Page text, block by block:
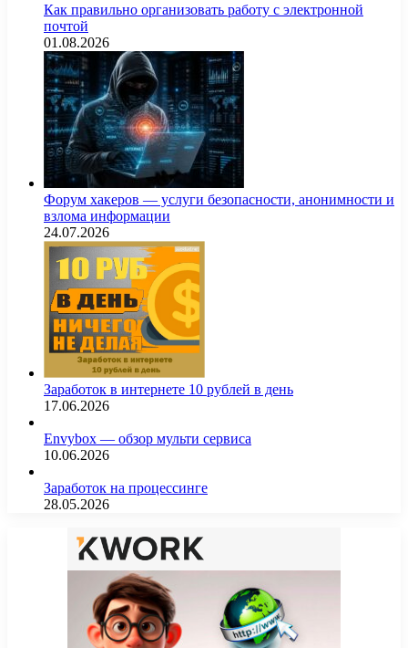
Как правильно организовать работу с электронной
почтой
01.08.2026
Форум хакеров — услуги безопасности, анонимности и
взлома информации
24.07.2026
Заработок в интернете 10 рублей в день
17.06.2026
Envybox — обзор мульти сервиса
10.06.2026
Заработок на процессинге
28.05.2026